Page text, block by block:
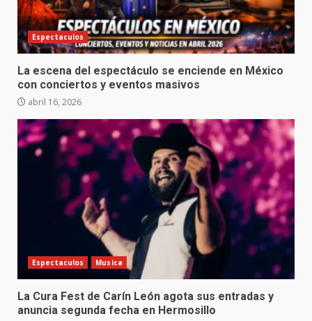
Espectaculos
La escena del espectáculo se enciende en México
con conciertos y eventos masivos
abril 16, 2026
Espectaculos Musica
La Cura Fest de Carín León agota sus entradas y
anuncia segunda fecha en Hermosillo